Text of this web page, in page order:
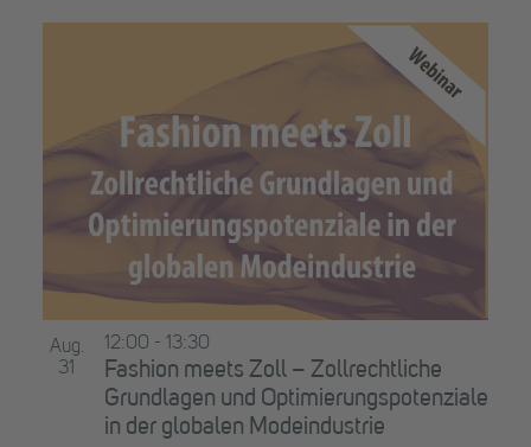
Aug.
31
Fashion meets Zoll – Zollrechtliche
Grundlagen und Optimierungspotenziale
in der globalen Modeindustrie
12:00 - 13:30